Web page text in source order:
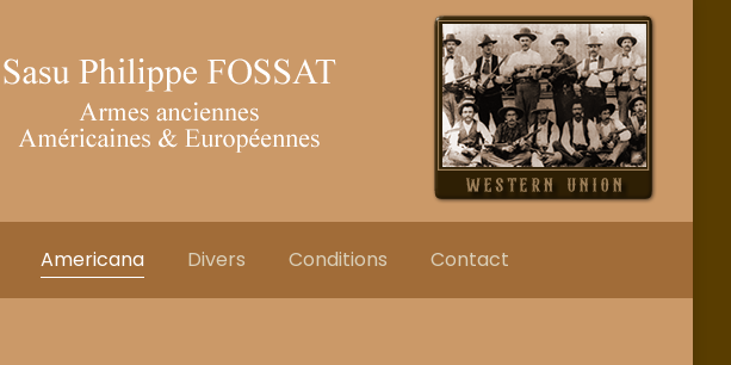
Americana Divers Conditions Contact